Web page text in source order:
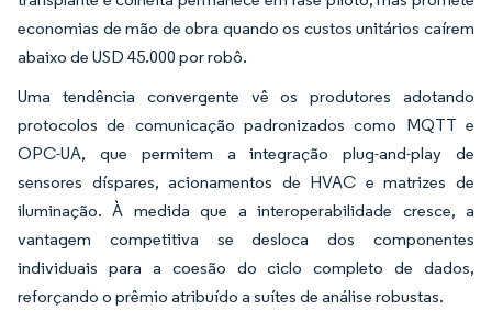
economias de mão de obra quando os custos unitários caírem
abaixo de USD 45.000 por robô.
Uma tendência convergente vê os produtores adotando
protocolos de comunicação padronizados como MQTT e
OPC-UA, que permitem a integração plug-and-play de
sensores díspares, acionamentos de HVAC e matrizes de
iluminação. À medida que a interoperabilidade cresce, a
vantagem competitiva se desloca dos componentes
individuais para a coesão do ciclo completo de dados,
reforçando o prêmio atribuído a suítes de análise robustas.